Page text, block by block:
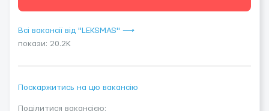
Всі вакансії від "LEKSMAS" ⟶
покази: 20.2K
Поскаржитись на цю вакансію
Поділитися вакансією: